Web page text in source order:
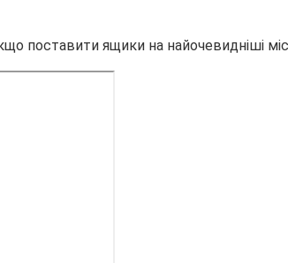
поставити ящики на найочевидніші